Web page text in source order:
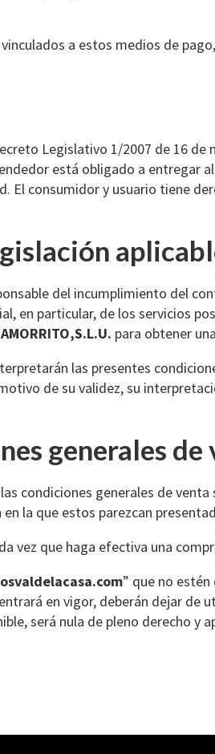
a estos medios de
Legislativo 1/2007 de 16
está obligado a
consumidor y usuario tiene
del incumplimiento del
en particular, de los servicios
para obtener
las presentes
de su validez, su
generales de
condiciones generales de
la que estos parezcan
vez que haga efectiva una
” que no
en vigor, deberán dejar de
será nula de pleno derecho